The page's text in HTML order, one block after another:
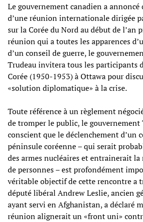
Le gouvernement canadien a annoncé
d’une réunion internationale dirigée
sur la Corée du Nord au début de l’an
réunion qui a toutes les apparences
d’un conseil de guerre, le
Trudeau invitera tous les participants
Corée (1950-1953) à Ottawa pour
«solution diplomatique» à la crise.
Toute référence à un règlement
de tromper le public, le
conscient que le déclenchement d’un
péninsule coréenne – qui serait
des armes nucléaires et entrainerait
de personnes – est profondément
véritable objectif de cette rencontre a
député libéral Andrew Leslie, ancien
ayant servi en Afghanistan, a déclaré
réunion alignerait un «front uni»